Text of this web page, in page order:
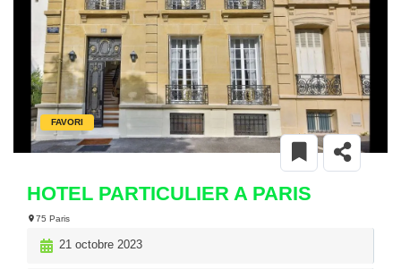
FAVORI
HOTEL PARTICULIER A PARIS
75 Paris
21 octobre 2023